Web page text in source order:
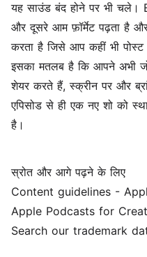
यह साउंड बंद होने पर भी
और दूसरे आम फ़ॉर्मेट पढ़ता है
करता है जिसे आप कहीं भी
इसका मतलब है कि आपने अभी
शेयर करते हैं, स्क्रीन पर और
एपिसोड से ही एक नए शो को
है।
स्रोत और आगे पढ़ने के लिए
Content guidelines -
Apple Podcasts for
Search our trademark